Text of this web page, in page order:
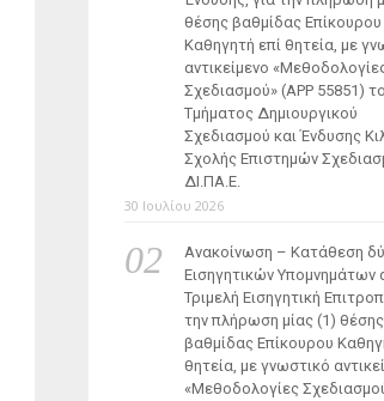
θέσης βαθμίδας Επίκουρου
Καθηγητή επί θητεία, με
αντικείμενο
Σχεδιασμού» (ΑΡΡ 55851)
Τμήματος Δημιουργικού
Σχεδιασμού και Ένδυσης
Σχολής Επιστημών
ΔΙ.ΠΑ.Ε.
30 Ιουλίου 2026
Ανακοίνωση – Κατάθεση
Εισηγητικών Υπομνημάτων
Τριμελή Εισηγητική
την πλήρωση μίας (1) θέσης
βαθμίδας Επίκουρου
θητεία, με γνωστικό
«Μεθοδολογίες